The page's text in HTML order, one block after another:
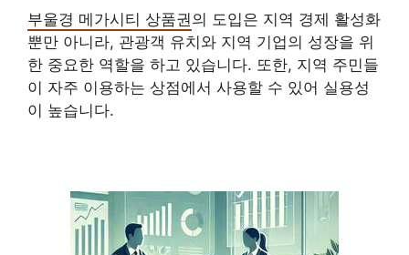
부울경 메가시티 상품권의 도입은 지역 경제 활성화
뿐만 아니라, 관광객 유치와 지역 기업의 성장을 위
한 중요한 역할을 하고 있습니다. 또한, 지역 주민들
이 자주 이용하는 상점에서 사용할 수 있어 실용성
이 높습니다.